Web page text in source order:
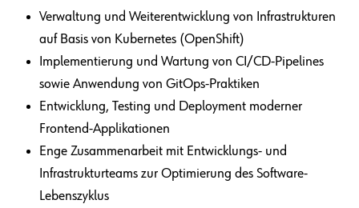
Verwaltung und Weiterentwicklung von Infrastrukturen
auf Basis von Kubernetes (OpenShift)
Implementierung und Wartung von CI/CD-Pipelines
sowie Anwendung von GitOps-Praktiken
Entwicklung, Testing und Deployment moderner
Frontend-Applikationen
Enge Zusammenarbeit mit Entwicklungs- und
Infrastrukturteams zur Optimierung des Software-
Lebenszyklus